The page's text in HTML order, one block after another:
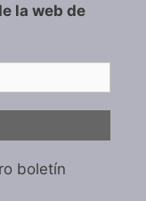
la web de
boletín